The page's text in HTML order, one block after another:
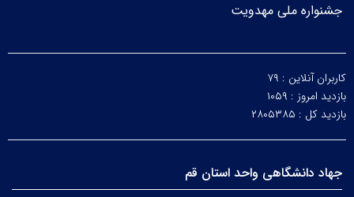
جشنواره ملی مهدویت
کاربران آنلاین : ۷۹
بازدید امروز : ۱۰۵۹
بازدید کل : ۲۸۰۵۳۸۵
جهاد دانشگاهی واحد استان قم